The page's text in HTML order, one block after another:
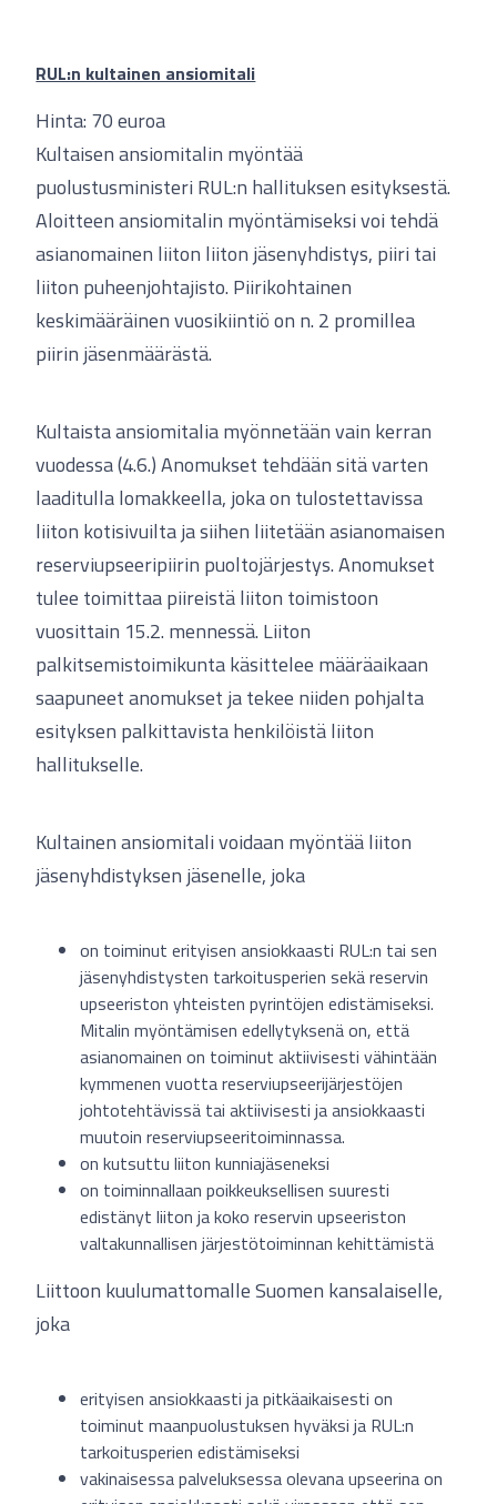
RUL:n kultainen ansiomitali
Hinta: 70 euroa
Kultaisen ansiomitalin myöntää
puolustusministeri RUL:n hallituksen esityksestä.
Aloitteen ansiomitalin myöntämiseksi voi tehdä
asianomainen liiton liiton jäsenyhdistys, piiri tai
liiton puheenjohtajisto. Piirikohtainen
keskimääräinen vuosikiintiö on n. 2 promillea
piirin jäsenmäärästä.
Kultaista ansiomitalia myönnetään vain kerran
vuodessa (4.6.) Anomukset tehdään sitä varten
laaditulla lomakkeella, joka on tulostettavissa
liiton kotisivuilta ja siihen liitetään asianomaisen
reserviupseeripiirin puoltojärjestys. Anomukset
tulee toimittaa piireistä liiton toimistoon
vuosittain 15.2. mennessä. Liiton
palkitsemistoimikunta käsittelee määräaikaan
saapuneet anomukset ja tekee niiden pohjalta
esityksen palkittavista henkilöistä liiton
hallitukselle.
Kultainen ansiomitali voidaan myöntää liiton
jäsenyhdistyksen jäsenelle, joka
on toiminut erityisen ansiokkaasti RUL:n tai sen
jäsenyhdistysten tarkoitusperien sekä reservin
upseeriston yhteisten pyrintöjen edistämiseksi.
Mitalin myöntämisen edellytyksenä on, että
asianomainen on toiminut aktiivisesti vähintään
kymmenen vuotta reserviupseerijärjestöjen
johtotehtävissä tai aktiivisesti ja ansiokkaasti
muutoin reserviupseeritoiminnassa.
on kutsuttu liiton kunniajäseneksi
on toiminnallaan poikkeuksellisen suuresti
edistänyt liiton ja koko reservin upseeriston
valtakunnallisen järjestötoiminnan kehittämistä
Liittoon kuulumattomalle Suomen kansalaiselle,
joka
erityisen ansiokkaasti ja pitkäaikaisesti on
toiminut maanpuolustuksen hyväksi ja RUL:n
tarkoitusperien edistämiseksi
vakinaisessa palveluksessa olevana upseerina on